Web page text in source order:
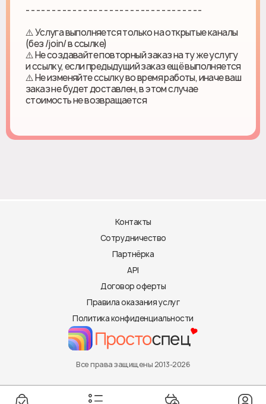
- - - - - - - - - - - - - - - - - - - - - - - - - - - - - - - - - -
⚠️ Услуга выполняется только на открытые каналы
(без /join/ в ссылке)
⚠️ Не создавайте повторный заказ на ту же услугу
и ссылку, если предыдущий заказ ещё выполняется
⚠️ Не изменяйте ссылку во время работы, иначе ваш
заказ не будет доставлен, в этом случае
стоимость не возвращается
Контакты
Сотрудничество
Партнёрка
API
Договор оферты
Правила оказания услуг
Политика конфиденциальности
Все права защищены 2013-2026